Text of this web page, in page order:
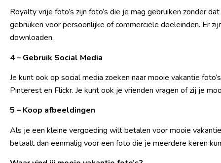
Royalty vrije foto’s zijn foto’s die je mag gebruiken zonder
gebruiken voor persoonlijke of commerciële doeleinden. Er
downloaden.
4 – Gebruik Social Media
Je kunt ook op social media zoeken naar mooie vakantie
Pinterest en Flickr. Je kunt ook je vrienden vragen of zij je
5 – Koop afbeeldingen
Als je een kleine vergoeding wilt betalen voor mooie
betaalt dan eenmalig voor een foto die je meerdere keren